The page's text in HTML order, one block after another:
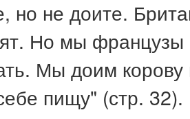
но не доите.
Но мы французы
Мы доим
пищу" (стр. 32).